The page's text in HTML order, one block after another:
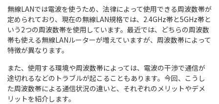
個人情報保護方針
会社情報
無線LANでは電波を使うため、法律によって使用できる周波数帯が
定められており、現在の無線LAN規格では、2.4GHz帯と5GHz帯と
いう2つの周波数帯を使用しています。最近では、どちらの周波数
帯も使える無線LANルーターが増えていますが、周波数帯によって
特徴が異なります。
また、使用する環境や周波数帯によっては、電波の干渉で通信が
途切れるなどのトラブルが起こることもあります。今回、こうし
た周波数帯による通信状況の違いと、それぞれのメリットやデメ
リットを紹介します。